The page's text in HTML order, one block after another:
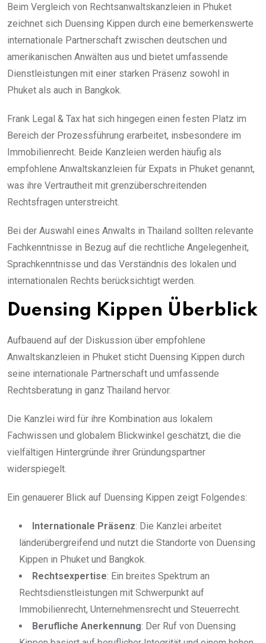
Beim Vergleich von Rechtsanwaltskanzleien in Phuket
zeichnet sich Duensing Kippen durch eine bemerkenswerte
internationale Partnerschaft zwischen deutschen und
amerikanischen Anwälten aus und bietet umfassende
Dienstleistungen mit einer starken Präsenz sowohl in
Phuket als auch in Bangkok.
Frank Legal & Tax hat sich hingegen einen festen Platz im
Bereich der Prozessführung erarbeitet, insbesondere im
Immobilienrecht. Beide Kanzleien werden häufig als
empfohlene Anwaltskanzleien für Expats in Phuket genannt,
was ihre Vertrautheit mit grenzüberschreitenden
Rechtsfragen unterstreicht.
Bei der Auswahl eines Anwalts in Thailand sollten relevante
Fachkenntnisse in Bezug auf die rechtliche Angelegenheit,
Sprachkenntnisse und das Verständnis des lokalen und
internationalen Rechts berücksichtigt werden.
Duensing Kippen Überblick
Aufbauend auf der Diskussion über empfohlene
Anwaltskanzleien in Phuket sticht Duensing Kippen durch
seine internationale Partnerschaft und umfassende
Rechtsberatung in ganz Thailand hervor.
Die Kanzlei wird für ihre Kombination aus lokalem
Fachwissen und globalem Blickwinkel geschätzt, die die
vielfältigen Hintergründe ihrer Gründungspartner
widerspiegelt.
Ein genauerer Blick auf Duensing Kippen zeigt Folgendes:
Internationale Präsenz: Die Kanzlei arbeitet
länderübergreifend und nutzt die Standorte von Duensing
Kippen in Phuket und Bangkok.
Rechtsexpertise: Ein breites Spektrum an
Rechtsdienstleistungen mit Schwerpunkt auf
Immobilienrecht, Unternehmensrecht und Steuerrecht.
Berufliche Anerkennung: Der Ruf von Duensing